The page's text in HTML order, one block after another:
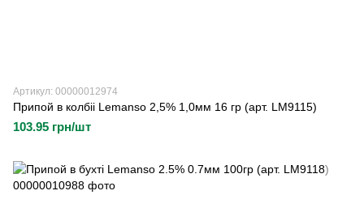
Артикул: 00000012974
Припой в колбіі Lemanso 2,5% 1,0мм 16 гр (арт. LM9115)
103.95 грн/шт